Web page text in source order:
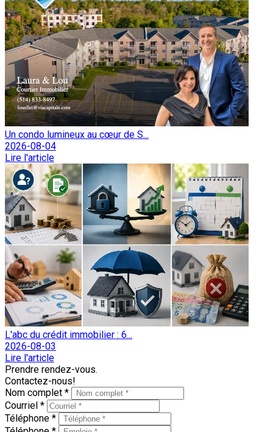
Un condo lumineux au cœur de S...
2026-08-04
Lire l'article
L'abc du crédit immobilier : 6...
2026-08-03
Lire l'article
Prendre rendez-vous.
Contactez-nous!
Nom complet *
Courriel *
Téléphone *